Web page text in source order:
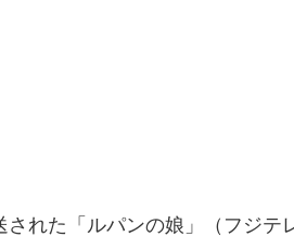
れた「ルパンの娘」（フジテ